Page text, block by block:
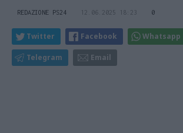
REDAZIONE PS24 12.06.2025 18:23 0
Twitter Facebook Whatsapp
Telegram Email